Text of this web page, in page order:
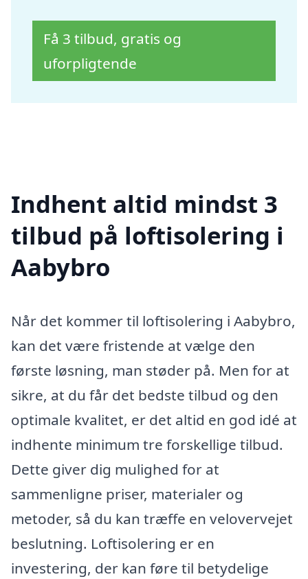
Få 3 tilbud, gratis og
uforpligtende
Indhent altid mindst 3
tilbud på loftisolering i
Aabybro
Når det kommer til loftisolering i Aabybro,
kan det være fristende at vælge den
første løsning, man støder på. Men for at
sikre, at du får det bedste tilbud og den
optimale kvalitet, er det altid en god idé at
indhente minimum tre forskellige tilbud.
Dette giver dig mulighed for at
sammenligne priser, materialer og
metoder, så du kan træffe en velovervejet
beslutning. Loftisolering er en
investering, der kan føre til betydelige